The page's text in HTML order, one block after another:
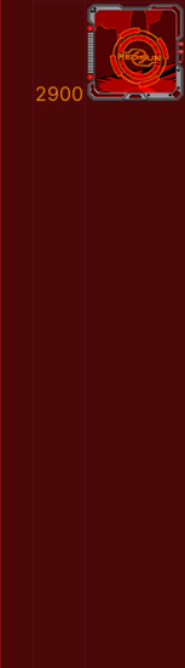
2900